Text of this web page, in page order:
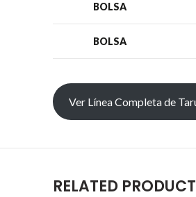
BOLSA
BOLSA
Ver Línea Completa de
RELATED